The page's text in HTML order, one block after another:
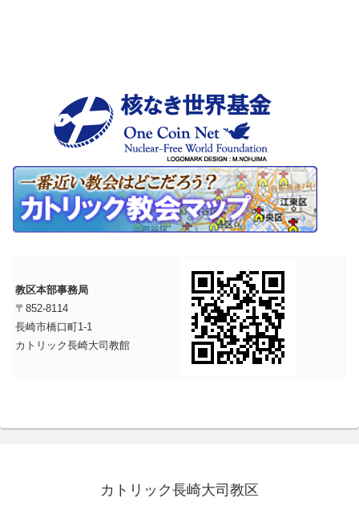
教区本部事務局
〒852-8114
長崎市橋口町1-1
カトリック長崎大司教館
カトリック長崎大司教区